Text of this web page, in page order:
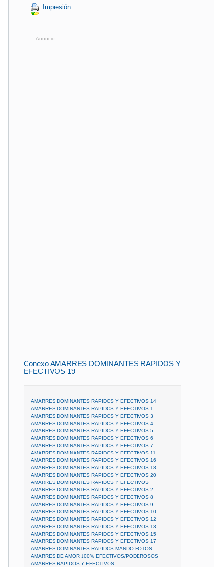
Impresión
Anuncio
Conexo AMARRES DOMINANTES RAPIDOS Y
EFECTIVOS 19
AMARRES DOMINANTES RAPIDOS Y EFECTIVOS 14
AMARRES DOMINANTES RAPIDOS Y EFECTIVOS 1
AMARRES DOMINANTES RAPIDOS Y EFECTIVOS 3
AMARRES DOMINANTES RAPIDOS Y EFECTIVOS 4
AMARRES DOMINANTES RAPIDOS Y EFECTIVOS 5
AMARRES DOMINANTES RAPIDOS Y EFECTIVOS 6
AMARRES DOMINANTES RAPIDOS Y EFECTIVOS 7
AMARRES DOMINANTES RAPIDOS Y EFECTIVOS 11
AMARRES DOMINANTES RAPIDOS Y EFECTIVOS 16
AMARRES DOMINANTES RAPIDOS Y EFECTIVOS 18
AMARRES DOMINANTES RAPIDOS Y EFECTIVOS 20
AMARRES DOMINANTES RAPIDOS Y EFECTIVOS
AMARRES DOMINANTES RAPIDOS Y EFECTIVOS 2
AMARRES DOMINANTES RAPIDOS Y EFECTIVOS 8
AMARRES DOMINANTES RAPIDOS Y EFECTIVOS 9
AMARRES DOMINANTES RAPIDOS Y EFECTIVOS 10
AMARRES DOMINANTES RAPIDOS Y EFECTIVOS 12
AMARRES DOMINANTES RAPIDOS Y EFECTIVOS 13
AMARRES DOMINANTES RAPIDOS Y EFECTIVOS 15
AMARRES DOMINANTES RAPIDOS Y EFECTIVOS 17
AMARRES DOMINANTES RAPIDOS MANDO FOTOS
AMARRES DE AMOR 100% EFECTIVOS/PODEROSOS
AMARRES RAPIDOS Y EFECTIVOS